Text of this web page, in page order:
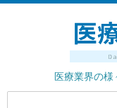
医療業界の様